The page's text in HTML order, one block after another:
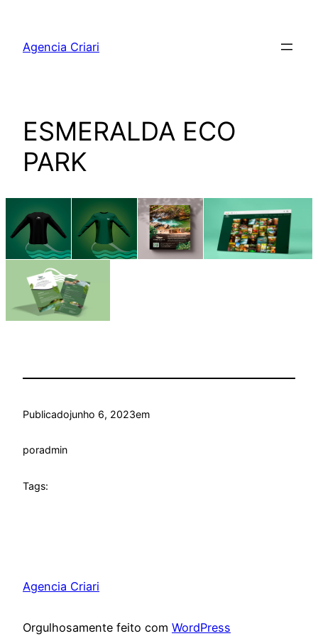
Agencia Criari
ESMERALDA ECO
PARK
Publicadojunho 6, 2023em
poradmin
Tags:
Agencia Criari
Orgulhosamente feito com WordPress